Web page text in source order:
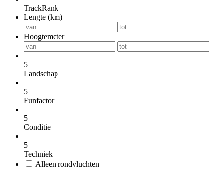
TrackRank
Lengte (km)
Hoogtemeter
5
Landschap
5
Funfactor
5
Conditie
5
Techniek
Alleen rondvluchten